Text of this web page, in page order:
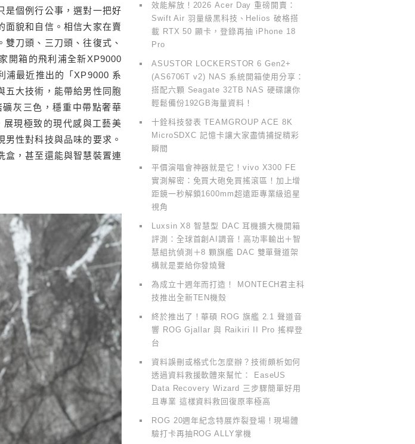
是個例行公事，選對一把好
面貌和自信。相信大家在賣
刀頭、三刀頭、往復式、
開箱的飛利浦全新XP9000
浦最近推出的「XP9000 系
五大技術，能帶給男性同胞
灰三色，穩重中帶點奢華
現極致的現代感與工藝美
性對科技與品味的要求。
盒，甚至還能與智慧裝置連
效能解放！2026 Acer Day 重磅開賣：
Swift Air 羽量級黑科技、Helios 破格搭
載 RTX 50 顯卡，登錄再抽 iPhone 18
Pro
ASUSTOR LOCKERSTOR 6 Gen2+
(AS6706T v2) NAS 系統開箱使用分享：
搭配六顆 Seagate 32TB NAS 硬碟讓你
輕鬆備份192GB海量資料！
十銓科技發表 TEAMGROUP ACE 8K
MicroSDXC 記憶卡讓大家盡情捕捉精彩
瞬間
平價演唱會神器就是它！vivo X300 FE
實測解密：免買大砲免買搖滾區！加上增
距鏡一秒解鎖1600mm超遠距專業級追星
視角
Luxsin X8 智慧型 DAC 耳機擴大機開箱
評測：全球首創AI調音！高功率輸出＋智
慧組抗偵測＋8 顆旗艦 DAC 雙單聲道架
構就是要給你發燒聲
為成立十週年而打造！ MONTECH君主科
技推出全新TEN機殼
終於推出了！華碩 ROG 旗艦 2.1 聲道音
響 ROG Gjallar 與 Raikiri II Pro 搖桿登
台
資料誤刪或格式化怎麼辦？技術頗析如何
透過資料救援軟體來幫忙： EaseUS
Data Recovery Wizard 三步驟簡單好用
且專業 這樣資料救回復原率極高
ROG 20週年紀念特展炸裂登場！現場體
驗打卡再抽ROG ALLY掌機